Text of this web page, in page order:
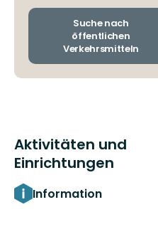
Suche nach
öffentlichen
Verkehrsmitteln
Aktivitäten und
Einrichtungen
Information